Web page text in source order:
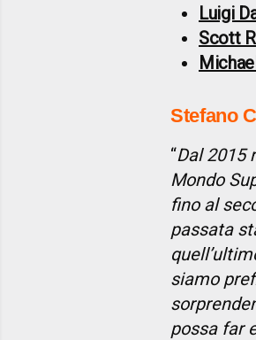
Luigi
Scott
Stefano
“Dal 2015
Mondo
fino al
passata
siamo
possa far